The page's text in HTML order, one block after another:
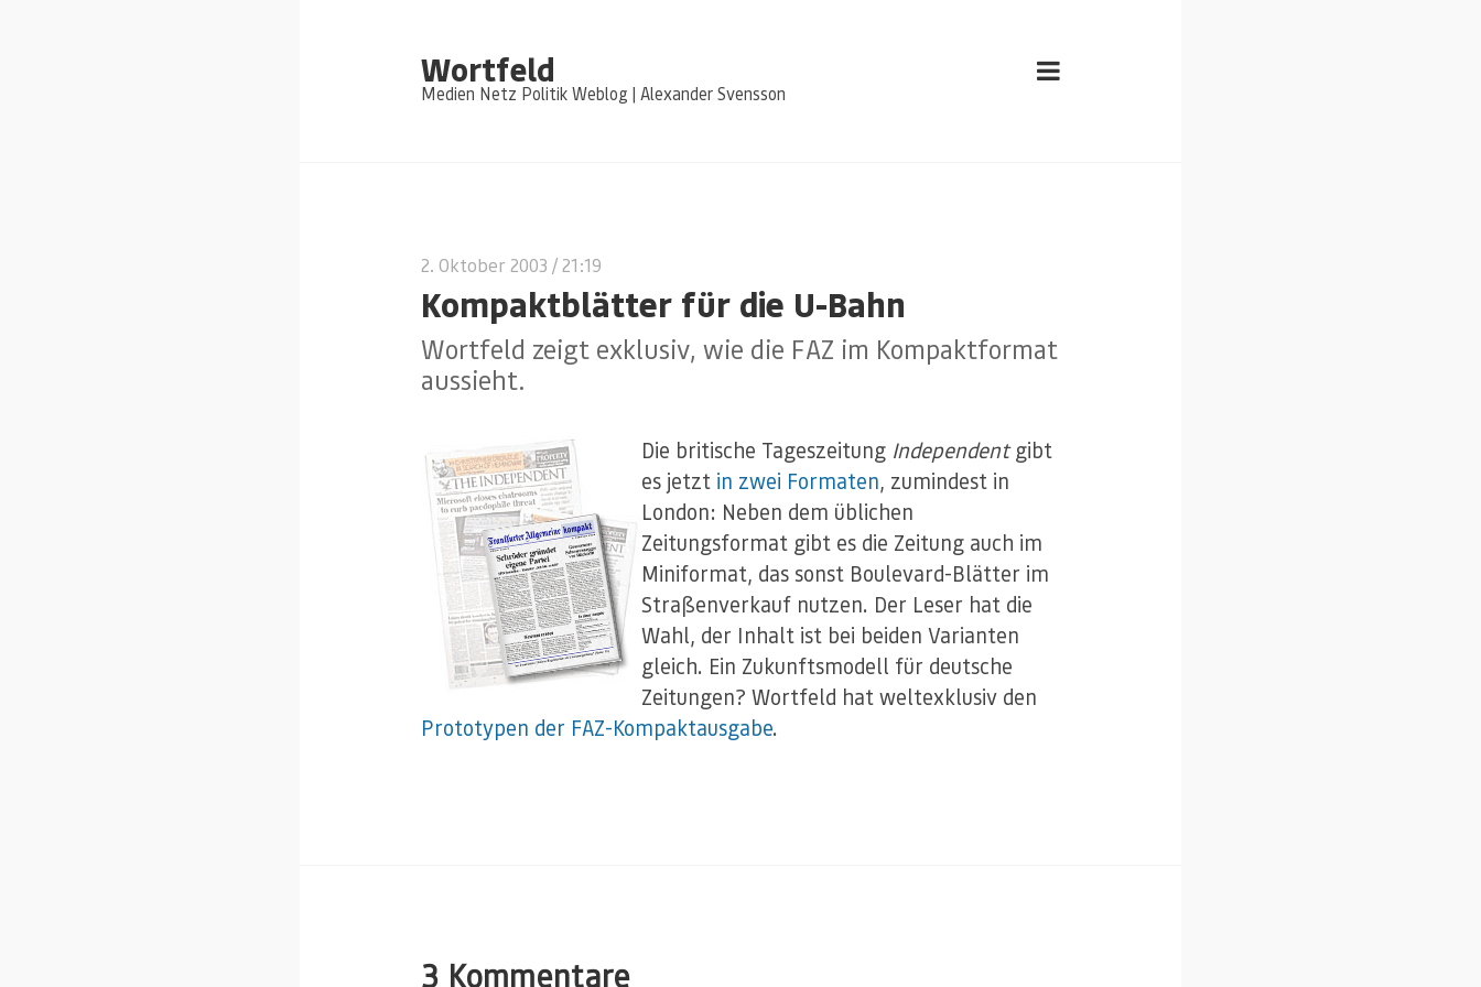
Wortfeld
Medien Netz Politik Weblog | Alexander Svensson
2. Oktober 2003 / 21:19
Kompaktblätter für die U-Bahn
Wortfeld zeigt exklusiv, wie die FAZ im Kompaktformat
aussieht.
Die britische Tageszeitung Independentgibt
es jetzt in zwei Formaten, zumindest in
London: Neben dem üblichen
Zeitungsformat gibt es die Zeitung auch im
Miniformat, das sonst Boulevard-Blätter im
Straßenverkauf nutzen. Der Leser hat die
Wahl, der Inhalt ist bei beiden Varianten
gleich. Ein Zukunftsmodell für deutsche
Zeitungen? Wortfeld hat weltexklusiv den
Prototypen der FAZ-Kompaktausgabe.
3 Kommentare